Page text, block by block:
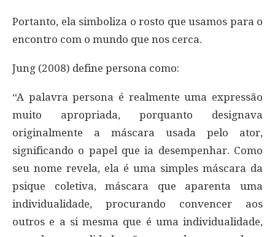
Portanto, ela simboliza o rosto que usamos para o
encontro com o mundo que nos cerca.
Jung (2008) define persona como:
“A palavra persona é realmente uma expressão
muito apropriada, porquanto designava
originalmente a máscara usada pelo ator,
significando o papel que ia desempenhar. Como
seu nome revela, ela é uma simples máscara da
psique coletiva, máscara que aparenta uma
individualidade, procurando convencer aos
outros e a si mesma que é uma individualidade,